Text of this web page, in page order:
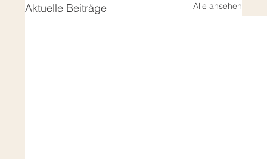
Aktuelle Beiträge Alle ansehen